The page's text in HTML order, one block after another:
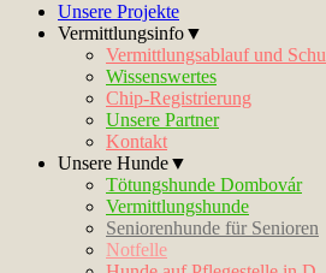
Unsere Projekte
Vermittlungsinfo▼
Vermittlungsablauf und
Wissenswertes
Chip-Registrierung
Unsere Partner
Kontakt
Unsere Hunde▼
Tötungshunde Dombovár
Vermittlungshunde
Seniorenhunde für Senioren
Notfelle